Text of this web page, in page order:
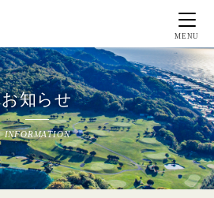
MENU
お知らせ
INFORMATION